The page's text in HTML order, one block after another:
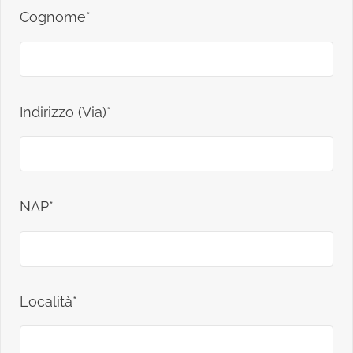
Cognome*
Indirizzo (Via)*
NAP*
Località*